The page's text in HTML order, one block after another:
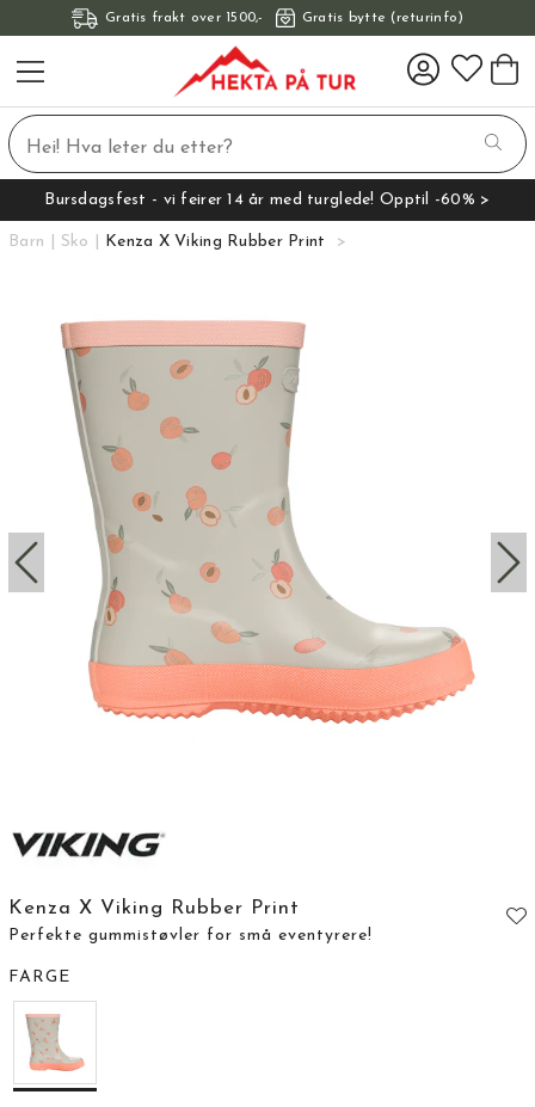
Gratis frakt over 1500,- Gratis bytte (returinfo)
Bursdagsfest - vi feirer 14 år med turglede! Opptil -60% >
Barn Sko Kenza X Viking Rubber Print
Kenza X Viking Rubber Print
Perfekte gummistøvler for små eventyrere!
FARGE